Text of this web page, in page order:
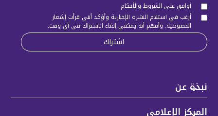
نبذة عن
المركز الإعلامي
أوافق على الشروط والأحكام
أرغب في استلام النشرة الإخبارية وأؤكد أنني قرأتإشعار
الخصوصية. وأفهم أنه يمكنني إلغاء الاشتراك في أي وقت.